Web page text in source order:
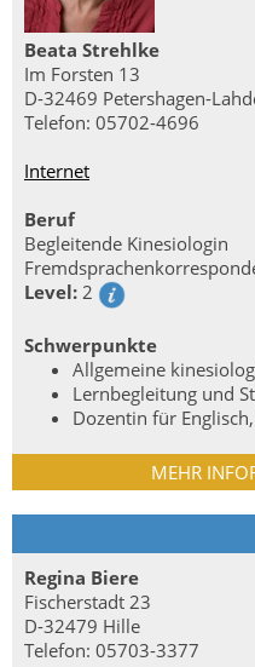
Beata Strehlke
Im Forsten 13
D-32469 Petershagen-
Telefon: 05702-4696
Internet
Beruf
Begleitende Kinesiologin
Level: 2
Schwerpunkte
Allgemeine
Lernbegleitung und
Dozentin für
MEHR
Regina Biere
Fischerstadt 23
D-32479 Hille
Telefon: 05703-3377